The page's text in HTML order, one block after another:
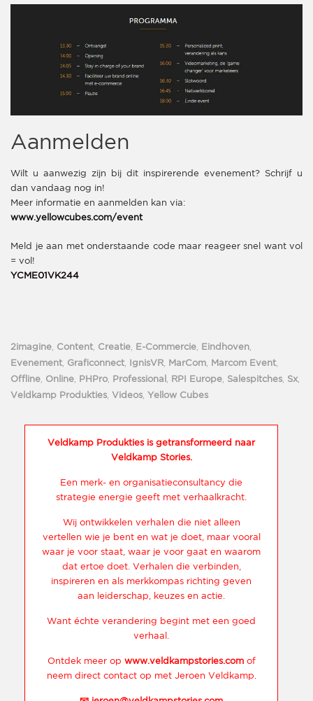
Aanmelden
Wilt u aanwezig zijn bij dit inspirerende evenement? Schrijf u
dan vandaag nog in!
Meer informatie en aanmelden kan via:
www.yellowcubes.com/event
Meld je aan met onderstaande code maar reageer snel want vol
= vol!
YCME01VK244
2imagine Content Creatie E-Commercie Eindhoven
Evenement Graficonnect IgnisVR MarCom Marcom Event
Offline Online PHPro Professional RPI Europe Salespitches Sx
Veldkamp Produkties Videos Yellow Cubes
Veldkamp Produkties is getransformeerd naar
Veldkamp Stories.
Een merk- en organisatieconsultancy die
strategie energie geeft met verhaalkracht.
Wij ontwikkelen verhalen die niet alleen
vertellen wie je bent en wat je doet, maar vooral
waar je voor staat, waar je voor gaat en waarom
dat ertoe doet. Verhalen die verbinden,
inspireren en als merkkompas richting geven
aan leiderschap, keuzes en actie.
Want échte verandering begint met een goed
verhaal.
Ontdek meer op www.veldkampstories.comof
neem direct contact op met Jeroen Veldkamp.